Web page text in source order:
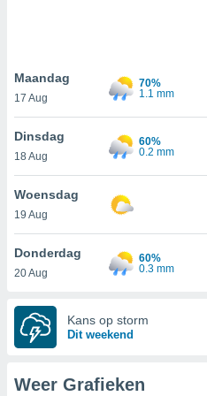
IP-
uw
basis van
op elk
de
op "
deze
Maandag
17 Aug
70%
1.1 mm
Dinsdag
18 Aug
60%
0.2 mm
Woensdag
19 Aug
Donderdag
20 Aug
60%
0.3 mm
Kans op storm
Dit weekend
Weer Grafieken